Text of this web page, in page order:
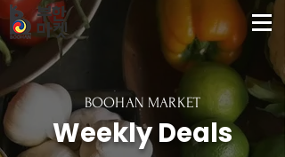
부한
마켓
BOOHAN MARKET
Weekly Deals